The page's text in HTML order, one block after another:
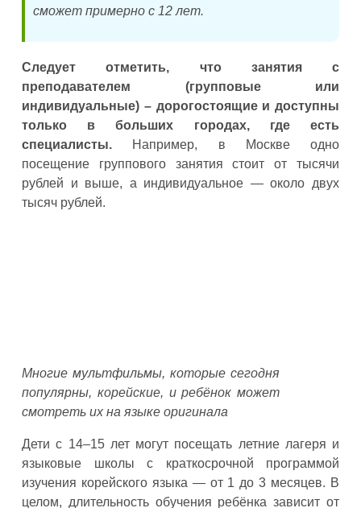
сможет примерно с 12 лет.
Следует отметить, что занятия с
преподавателем (групповые или
индивидуальные) – дорогостоящие и доступны
только в больших городах, где есть
специалисты. Например, в Москве одно
посещение группового занятия стоит от тысячи
рублей и выше, а индивидуальное — около двух
тысяч рублей.
Многие мультфильмы, которые сегодня
популярны, корейские, и ребёнок может
смотреть их на языке оригинала
Дети с 14–15 лет могут посещать летние лагеря и
языковые школы с краткосрочной программой
изучения корейского языка — от 1 до 3 месяцев. В
целом, длительность обучения ребёнка зависит от